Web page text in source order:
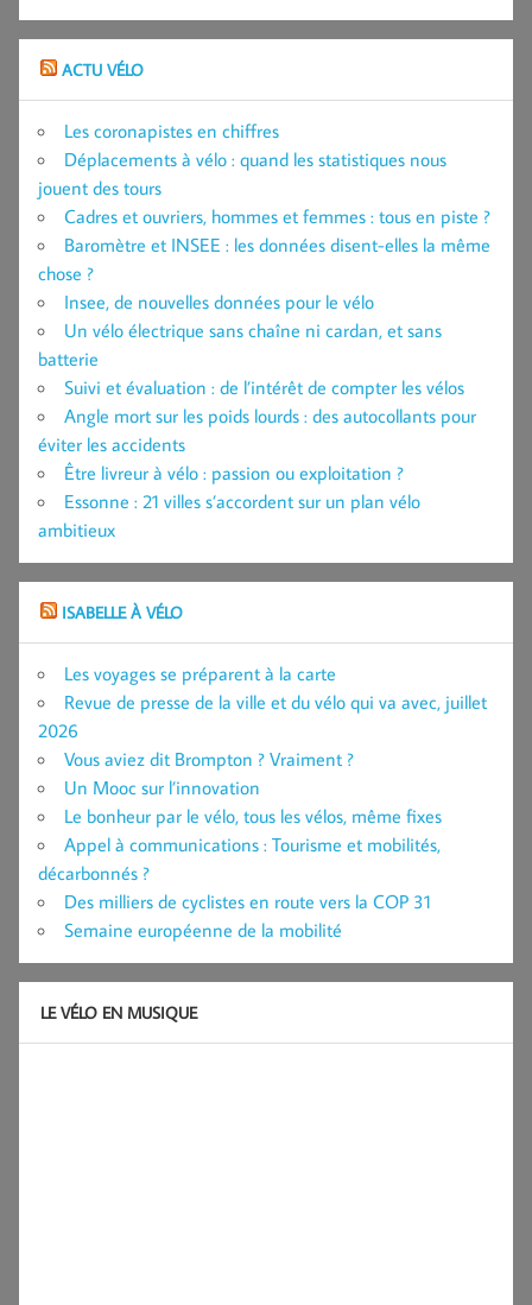
ACTU VÉLO
Les coronapistes en chiffres
Déplacements à vélo : quand les statistiques nous
jouent des tours
Cadres et ouvriers, hommes et femmes : tous en piste ?
Baromètre et INSEE : les données disent-elles la même
chose ?
Insee, de nouvelles données pour le vélo
Un vélo électrique sans chaîne ni cardan, et sans
batterie
Suivi et évaluation : de l’intérêt de compter les vélos
Angle mort sur les poids lourds : des autocollants pour
éviter les accidents
Être livreur à vélo : passion ou exploitation ?
Essonne : 21 villes s’accordent sur un plan vélo
ambitieux
ISABELLE À VÉLO
Les voyages se préparent à la carte
Revue de presse de la ville et du vélo qui va avec, juillet
2026
Vous aviez dit Brompton ? Vraiment ?
Un Mooc sur l’innovation
Le bonheur par le vélo, tous les vélos, même fixes
Appel à communications : Tourisme et mobilités,
décarbonnés ?
Des milliers de cyclistes en route vers la COP 31
Semaine européenne de la mobilité
LE VÉLO EN MUSIQUE